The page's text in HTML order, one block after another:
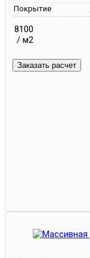
Покрытие
8100
/ м2